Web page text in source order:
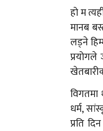
हो म
मानब
लड्ने
धर्म,
प्रति